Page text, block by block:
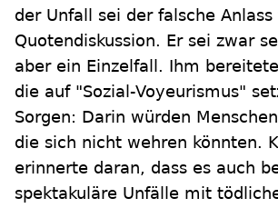
der Unfall sei der falsche
Quotendiskussion. Er sei zwar
aber ein Einzelfall. Ihm
die auf "Sozial-Voyeurismus"
Sorgen: Darin würden
die sich nicht wehren könnten.
erinnerte daran, dass es auch
spektakuläre Unfälle mit